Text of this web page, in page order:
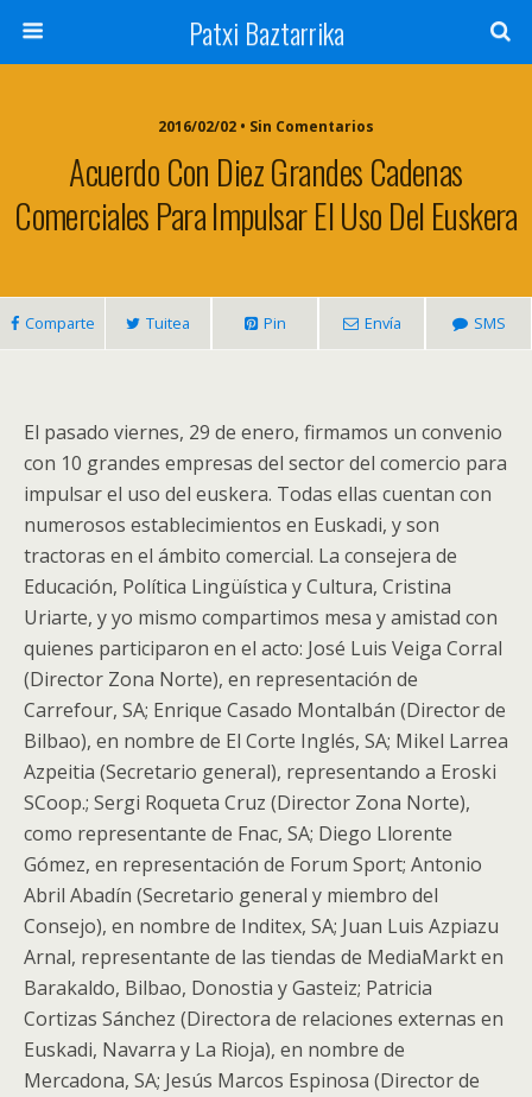
Patxi Baztarrika
2016/02/02 • Sin Comentarios
Acuerdo Con Diez Grandes Cadenas
Comerciales Para Impulsar El Uso Del Euskera
Comparte Tuitea Pin Envía SMS
El pasado viernes, 29 de enero, firmamos un convenio
con 10 grandes empresas del sector del comercio para
impulsar el uso del euskera. Todas ellas cuentan con
numerosos establecimientos en Euskadi, y son
tractoras en el ámbito comercial. La consejera de
Educación, Política Lingüística y Cultura, Cristina
Uriarte, y yo mismo compartimos mesa y amistad con
quienes participaron en el acto: José Luis Veiga Corral
(Director Zona Norte), en representación de
Carrefour, SA; Enrique Casado Montalbán (Director de
Bilbao), en nombre de El Corte Inglés, SA; Mikel Larrea
Azpeitia (Secretario general), representando a Eroski
SCoop.; Sergi Roqueta Cruz (Director Zona Norte),
como representante de Fnac, SA; Diego Llorente
Gómez, en representación de Forum Sport; Antonio
Abril Abadín (Secretario general y miembro del
Consejo), en nombre de Inditex, SA; Juan Luis Azpiazu
Arnal, representante de las tiendas de MediaMarkt en
Barakaldo, Bilbao, Donostia y Gasteiz; Patricia
Cortizas Sánchez (Directora de relaciones externas en
Euskadi, Navarra y La Rioja), en nombre de
Mercadona, SA; Jesús Marcos Espinosa (Director de